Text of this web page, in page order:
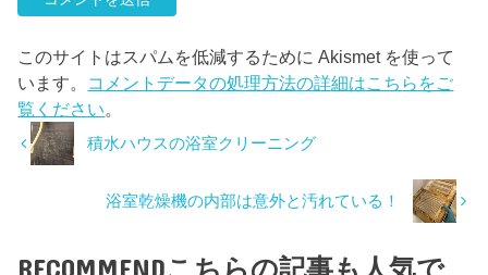
このサイトはスパムを低減するために Akismet を使って
います。 コメントデータの処理方法の詳細はこちらをご
覧ください。
積水ハウスの浴室クリーニング
浴室乾燥機の内部は意外と汚れている！
RECOMMENDこちらの記事も人気で